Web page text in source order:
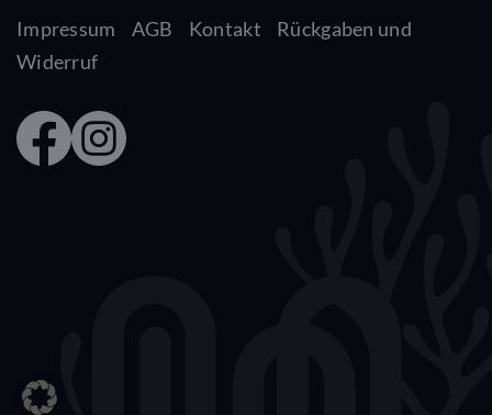
Impressum AGB Kontakt
Rückgaben und
Widerruf
Faceb
ook
Insta
gram